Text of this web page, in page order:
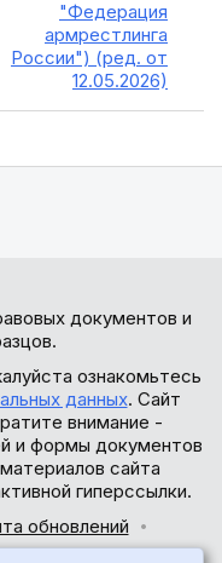
"Федерация
армрестлинга
России") (ред. от
12.05.2026)
документов и
ознакомьтесь
данных. Сайт
внимание -
и формы документов
сайта
гиперссылки.
обновлений